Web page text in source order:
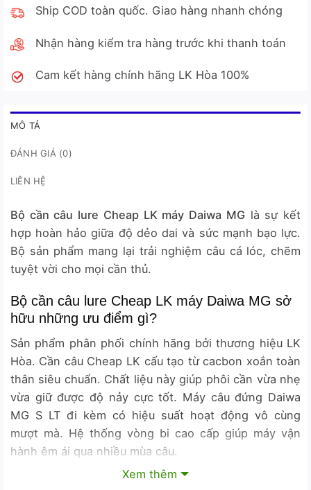
Ship COD toàn quốc. Giao hàng nhanh chóng
Nhận hàng kiểm tra hàng trước khi thanh toán
Cam kết hàng chính hãng LK Hòa 100%
MÔ TẢ
ĐÁNH GIÁ (0)
LIÊN HỆ
Bộ cần câu lure Cheap LK máy Daiwa MGlà sự kết
hợp hoàn hảo giữa độ dẻo dai và sức mạnh bạo lực.
Bộ sản phẩm mang lại trải nghiệm câu cá lóc, chẽm
tuyệt vời cho mọi cần thủ.
Bộ cần câu lure Cheap LK máy Daiwa MG sở
hữu những ưu điểm gì?
Sản phẩm phân phối chính hãng bởi thương hiệu LK
Hòa. Cần câu Cheap LK cấu tạo từ cacbon xoắn toàn
thân siêu chuẩn. Chất liệu này giúp phôi cần vừa nhẹ
vừa giữ được độ nảy cực tốt. Máy câu đứng Daiwa
MG S LT đi kèm có hiệu suất hoạt động vô cùng
mượt mà. Hệ thống vòng bi cao cấp giúp máy vận
hành êm ái qua nhiều mùa câu.
Thông số kỹ thuật chi tiết của các phiên bản
Xem thêm